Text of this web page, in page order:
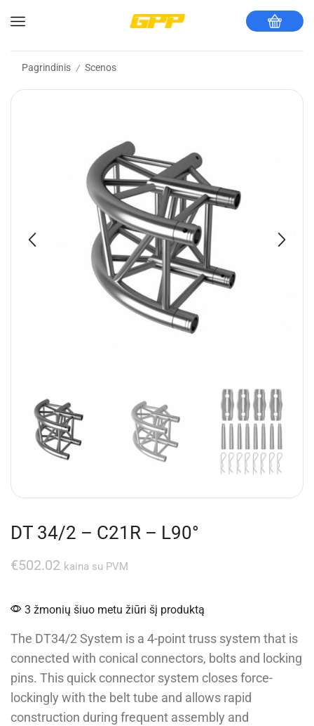
Pagrindinis / Scenos
DT 34/2 – C21R – L90°
€502.02 kaina su PVM
3 žmonių šiuo metu žiūri šį produktą
The DT34/2 System is a 4-point truss system that is
connected with conical connectors, bolts and locking
pins. This quick connector system closes force-
lockingly with the belt tube and allows rapid
construction during frequent assembly and